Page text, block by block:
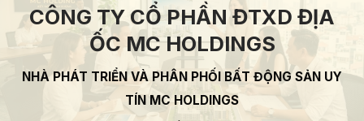
CÔNG TY CỔ PHẦN ĐTXD ĐỊA
ỐC MC HOLDINGS
NHÀ PHÁT TRIỂN VÀ PHÂN PHỐI BẤT ĐỘNG SẢN UY
TÍN MC HOLDINGS